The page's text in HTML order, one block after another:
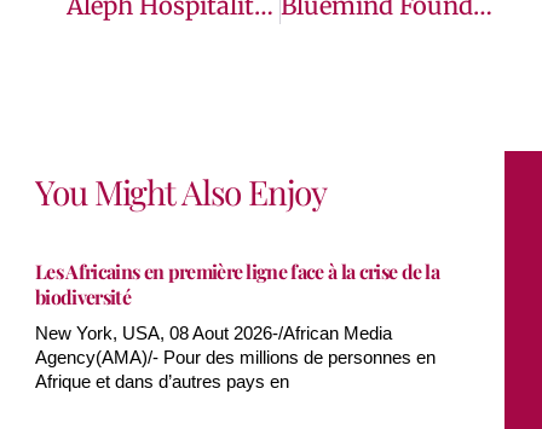
You Might Also Enjoy
Les Africains en première ligne face à la crise de la
biodiversité
New York, USA, 08 Aout 2026-/African Media
Agency(AMA)/- Pour des millions de personnes en
Afrique et dans d’autres pays en